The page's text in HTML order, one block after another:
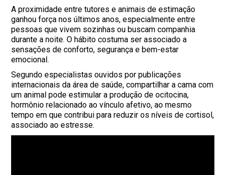
A proximidade entre tutores e animais de estimação
ganhou força nos últimos anos, especialmente entre
pessoas que vivem sozinhas ou buscam companhia
durante a noite. O hábito costuma ser associado a
sensações de conforto, segurança e bem-estar
emocional.
Segundo especialistas ouvidos por publicações
internacionais da área de saúde, compartilhar a cama com
um animal pode estimular a produção de ocitocina,
hormônio relacionado ao vínculo afetivo, ao mesmo
tempo em que contribui para reduzir os níveis de cortisol,
associado ao estresse.